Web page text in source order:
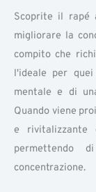
Scoprite il rapé
migliorare la
compito che
l'ideale per
mentale e di
Quando viene
e
permettendo
concentrazione.